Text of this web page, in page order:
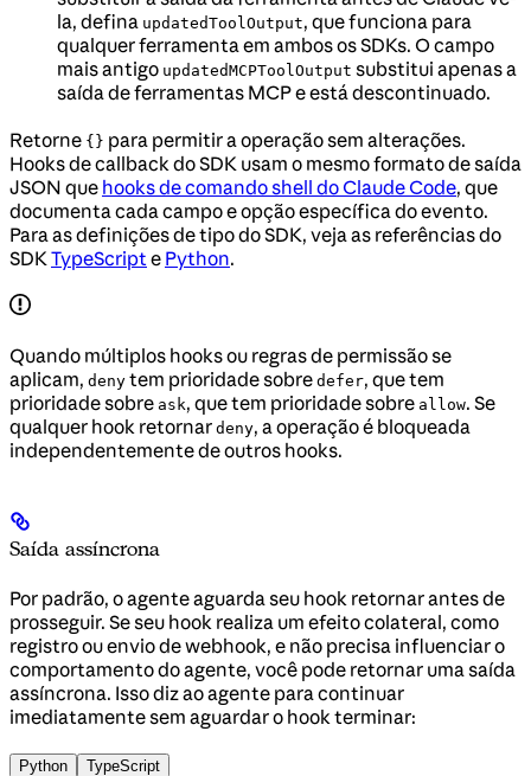
la, defina updatedToolOutput, que funciona para
qualquer ferramenta em ambos os SDKs. O campo
mais antigo updatedMCPToolOutput substitui apenas a
saída de ferramentas MCP e está descontinuado.
Retorne {} para permitir a operação sem alterações.
Hooks de callback do SDK usam o mesmo formato de saída
JSON que hooks de comando shell do Claude Code, que
documenta cada campo e opção específica do evento.
Para as definições de tipo do SDK, veja as referências do
SDKTypeScripte Python.
Quando múltiplos hooks ou regras de permissão se
aplicam, deny tem prioridade sobre defer, que tem
prioridade sobre ask, que tem prioridade sobre allow. Se
qualquer hook retornar deny, a operação é bloqueada
independentemente de outros hooks.
Saída assíncrona
Por padrão, o agente aguarda seu hook retornar antes de
prosseguir. Se seu hook realiza um efeito colateral, como
registro ou envio de webhook, e não precisa influenciar o
comportamento do agente, você pode retornar uma saída
assíncrona. Isso diz ao agente para continuar
imediatamente sem aguardar o hook terminar:
Python TypeScript